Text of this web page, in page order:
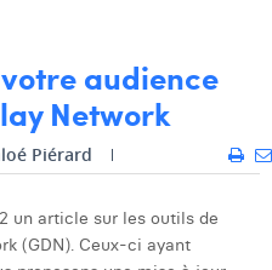
audience
Network
Piérard
un article sur les outils de
(GDN). Ceux-ci ayant